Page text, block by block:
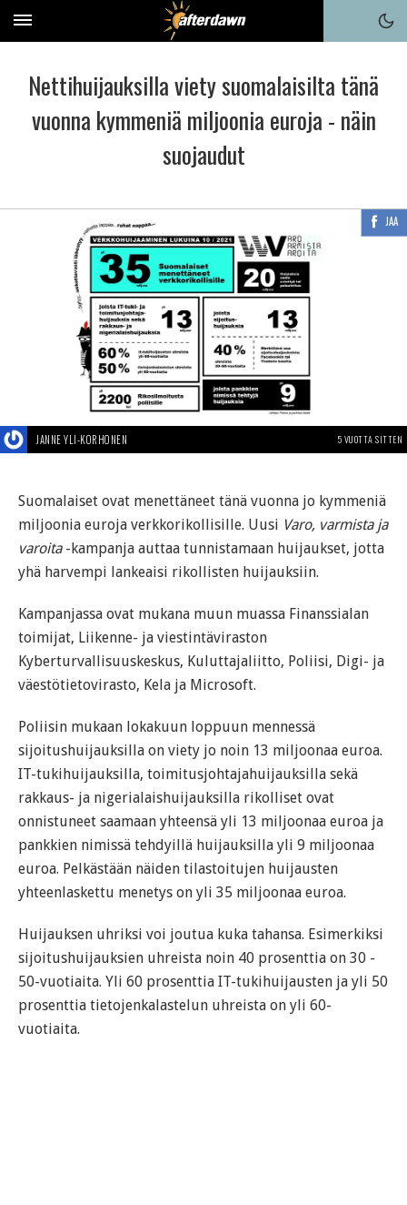
Nettihuijauksilla viety suomalaisilta tänä
vuonna kymmeniä miljoonia euroja - näin
suojaudut
JAA
JANNE YLI-KORHONEN 5 VUOTTA SITTEN
Suomalaiset ovat menettäneet tänä vuonna jo kymmeniä
miljoonia euroja verkkorikollisille. Uusi Varo, varmista ja
varoita-kampanja auttaa tunnistamaan huijaukset, jotta
yhä harvempi lankeaisi rikollisten huijauksiin.
Kampanjassa ovat mukana muun muassa Finanssialan
toimijat, Liikenne- ja viestintäviraston
Kyberturvallisuuskeskus, Kuluttajaliitto, Poliisi, Digi- ja
väestötietovirasto, Kela ja Microsoft.
Poliisin mukaan lokakuun loppuun mennessä
sijoitushuijauksilla on viety jo noin 13 miljoonaa euroa.
IT-tukihuijauksilla, toimitusjohtajahuijauksilla sekä
rakkaus- ja nigerialaishuijauksilla rikolliset ovat
onnistuneet saamaan yhteensä yli 13 miljoonaa euroa ja
pankkien nimissä tehdyillä huijauksilla yli 9 miljoonaa
euroa. Pelkästään näiden tilastoitujen huijausten
yhteenlaskettu menetys on yli 35 miljoonaa euroa.
Huijauksen uhriksi voi joutua kuka tahansa. Esimerkiksi
sijoitushuijauksien uhreista noin 40 prosenttia on 30 -
50-vuotiaita. Yli 60 prosenttia IT-tukihuijausten ja yli 50
prosenttia tietojenkalastelun uhreista on yli 60-
vuotiaita.